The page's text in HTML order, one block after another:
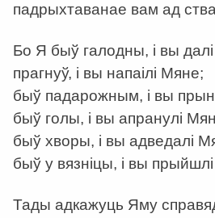
падрыхтаванае вам ад
Бо Я быў галодны, і вы
прагнуў, і вы напаілі Мяне;
быў падарожным, і вы
быў голы, і вы апранулі
быў хворы, і вы адведалі
быў у вязніцы, і вы
Тады адкажуць Яму